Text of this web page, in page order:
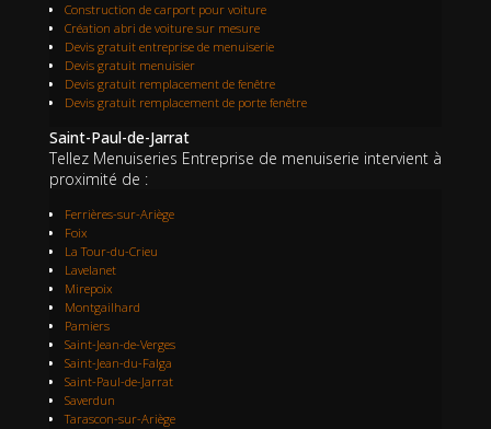
Construction de carport pour voiture
Création abri de voiture sur mesure
Devis gratuit entreprise de menuiserie
Devis gratuit menuisier
Devis gratuit remplacement de fenêtre
Devis gratuit remplacement de porte fenêtre
Saint-Paul-de-Jarrat
Tellez Menuiseries Entreprise de menuiserie intervient à
proximité de :
Ferrières-sur-Ariège
Foix
La Tour-du-Crieu
Lavelanet
Mirepoix
Montgailhard
Pamiers
Saint-Jean-de-Verges
Saint-Jean-du-Falga
Saint-Paul-de-Jarrat
Saverdun
Tarascon-sur-Ariège